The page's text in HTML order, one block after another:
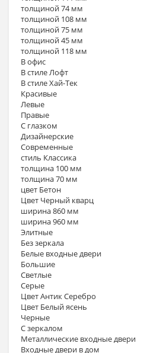
толщиной 74 мм
толщиной 108 мм
толщиной 75 мм
толщиной 45 мм
толщиной 118 мм
В офис
В стиле Лофт
В стиле Хай-Тек
Красивые
Левые
Правые
С глазком
Дизайнерские
Современные
стиль Классика
толщина 100 мм
толщина 70 мм
цвет Бетон
Цвет Черный кварц
ширина 860 мм
ширина 960 мм
Элитные
Без зеркала
Белые входные двери
Большие
Светлые
Серые
Цвет Антик Серебро
Цвет Белый ясень
Черные
С зеркалом
Металлические входные двери
Входные двери в дом